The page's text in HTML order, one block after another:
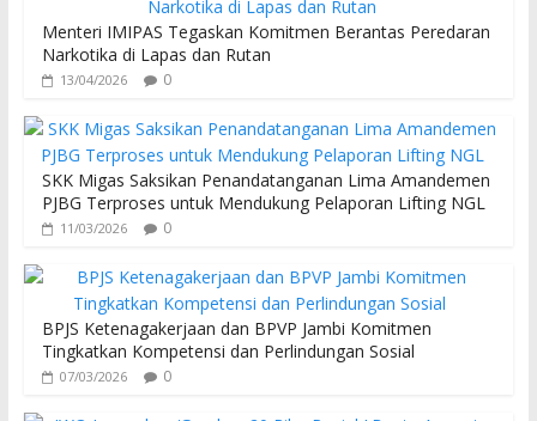
Menteri IMIPAS Tegaskan Komitmen Berantas Peredaran
Narkotika di Lapas dan Rutan
13/04/2026 0
SKK Migas Saksikan Penandatanganan Lima Amandemen
PJBG Terproses untuk Mendukung Pelaporan Lifting NGL
11/03/2026 0
BPJS Ketenagakerjaan dan BPVP Jambi Komitmen
Tingkatkan Kompetensi dan Perlindungan Sosial
07/03/2026 0